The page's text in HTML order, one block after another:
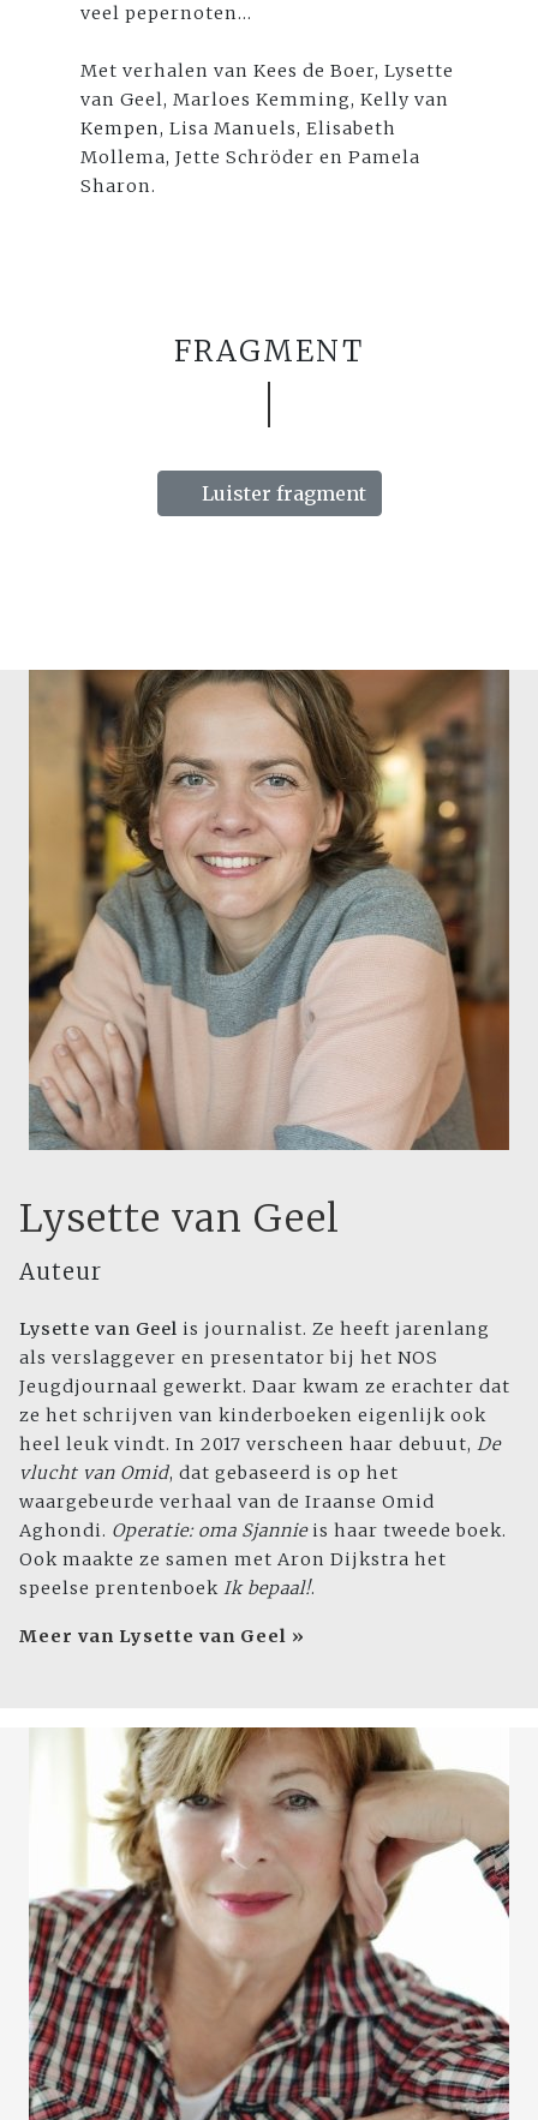
veel pepernoten...
Met verhalen van Kees de Boer, Lysette
van Geel, Marloes Kemming, Kelly van
Kempen, Lisa Manuels, Elisabeth
Mollema, Jette Schröder en Pamela
Sharon.
FRAGMENT
Luister fragment
Lysette van Geel
Auteur
Lysette van Geel is journalist. Ze heeft jarenlang
als verslaggever en presentator bij het NOS
Jeugdjournaal gewerkt. Daar kwam ze erachter dat
ze het schrijven van kinderboeken eigenlijk ook
heel leuk vindt. In 2017 verscheen haar debuut, De
vlucht van Omid, dat gebaseerd is op het
waargebeurde verhaal van de Iraanse Omid
Aghondi. Operatie: oma Sjannieis haar tweede boek.
Ook maakte ze samen met Aron Dijkstra het
speelse prentenboek Ik bepaal!.
Meer van Lysette van Geel »